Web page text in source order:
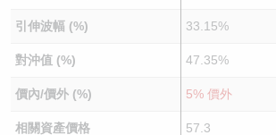
引伸波幅 (%) 33.15%
對沖值 (%) 47.35%
價內/價外 (%) 5% 價外
相關資產價格 57.3